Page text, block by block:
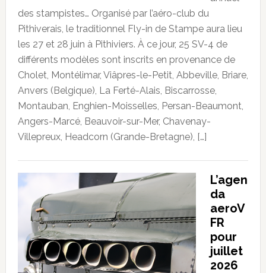
des stampistes… Organisé par l’aéro-club du
Pithiverais, le traditionnel Fly-in de Stampe aura lieu
les 27 et 28 juin à Pithiviers. À ce jour, 25 SV-4 de
différents modèles sont inscrits en provenance de
Cholet, Montélimar, Viâpres-le-Petit, Abbeville, Briare,
Anvers (Belgique), La Ferté-Alais, Biscarrosse,
Montauban, Enghien-Moisselles, Persan-Beaumont,
Angers-Marcé, Beauvoir-sur-Mer, Chavenay-
Villepreux, Headcorn (Grande-Bretagne), […]
L’agen
da
aeroV
FR
pour
juillet
2026